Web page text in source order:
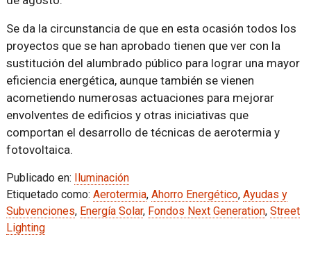
Se da la circunstancia de que en esta ocasión todos los
proyectos que se han aprobado tienen que ver con la
sustitución del alumbrado público para lograr una mayor
eficiencia energética, aunque también se vienen
acometiendo numerosas actuaciones para mejorar
envolventes de edificios y otras iniciativas que
comportan el desarrollo de técnicas de aerotermia y
fotovoltaica.
Publicado en:
Iluminación
Etiquetado como: Aerotermia, Ahorro Energético, Ayudas y
Subvenciones, Energía Solar, Fondos Next Generation, Street
Lighting